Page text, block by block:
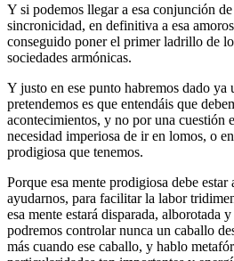
Y si podemos llegar a esa conjunción de
sincronicidad, en definitiva a esa
conseguido poner el primer ladrillo de
sociedades armónicas.
Y justo en ese punto habremos dado
pretendemos es que entendáis que
acontecimientos, y no por una cuestión
necesidad imperiosa de ir en lomos, o
prodigiosa que tenemos.
Porque esa mente prodigiosa debe estar
ayudarnos, para facilitar la labor
esa mente estará disparada, alborotada
podremos controlar nunca un caballo
más cuando ese caballo, y hablo